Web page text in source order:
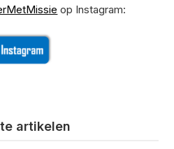
op Instagram:
artikelen